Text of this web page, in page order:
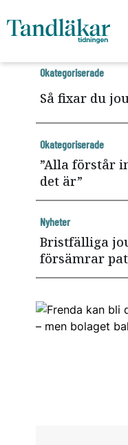
Så fixar du
Okategoriserade
”Alla förstår
det är”
Okategoriserade
Bristfälliga
försämrar
Nyheter